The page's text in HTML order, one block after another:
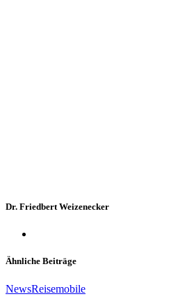
Dr. Friedbert Weizenecker
Ähnliche Beiträge
NewsReisemobile